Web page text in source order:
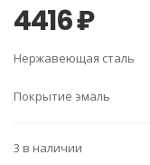
4416₽
Нержавеющая сталь
Покрытие эмаль
3 в наличии